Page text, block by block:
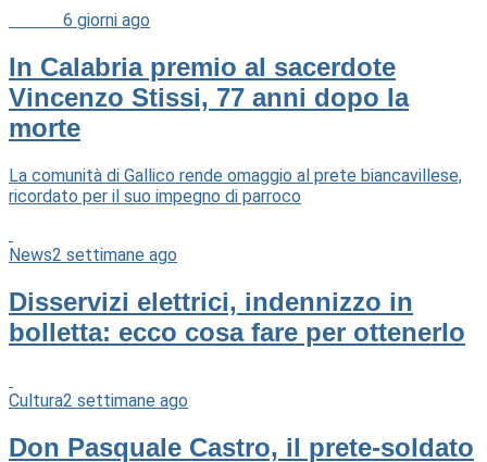
6 giorni ago
In Calabria premio al sacerdote
Vincenzo Stissi, 77 anni dopo la
morte
La comunità di Gallico rende omaggio al prete biancavillese,
ricordato per il suo impegno di parroco
News2 settimane ago
Disservizi elettrici, indennizzo in
bolletta: ecco cosa fare per ottenerlo
Cultura2 settimane ago
Don Pasquale Castro, il prete-soldato